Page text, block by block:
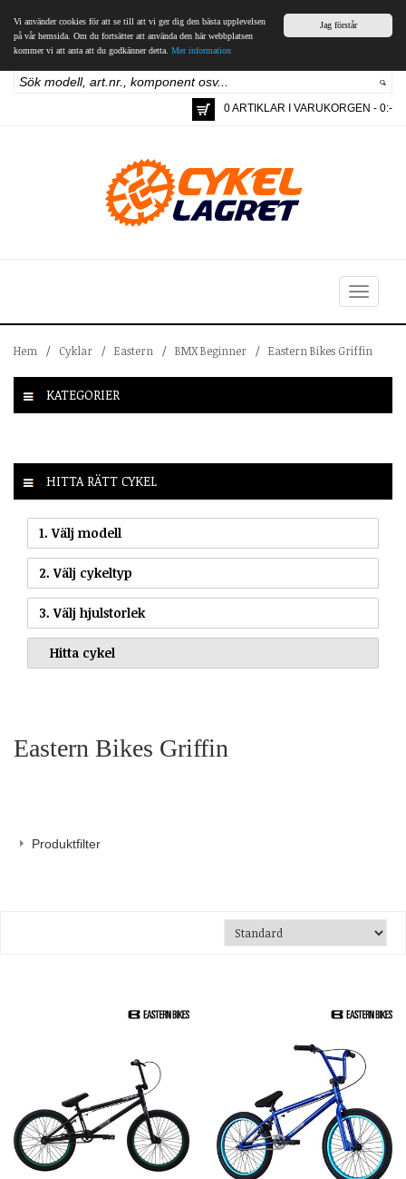
Jag förstår
Vi använder cookies för att se till att vi ger dig den bästa upplevelsen
på vår hemsida. Om du fortsätter att använda den här webbplatsen
kommer vi att anta att du godkänner detta. Mer information
0 ARTIKLAR I VARUKORGEN - 0:-
Toggle
navigation
Hem / Cyklar / Eastern / BMX Beginner / Eastern Bikes Griffin
KATEGORIER
HITTA RÄTT CYKEL
1. Välj modell
2. Välj cykeltyp
3. Välj hjulstorlek
Eastern Bikes Griffin
Produktfilter